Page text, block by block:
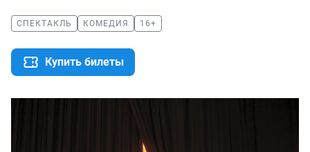
СПЕКТАКЛЬ КОМЕДИЯ 16+
Купить билеты